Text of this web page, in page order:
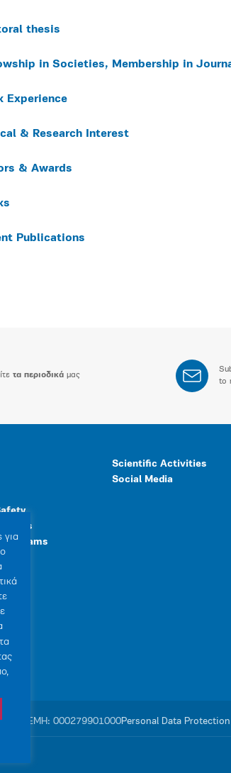
thesis
in Societies, Membership in
Experience
& Research Interest
& Awards
Publications
τα περιοδικά μας
to
Scientific Activities
Social Media
ΓΕΜΗ: 000279901000Personal Data
για